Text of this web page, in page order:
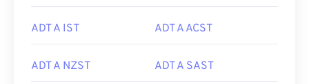
ADT A IST ADT A ACST
ADT A NZST ADT A SAST